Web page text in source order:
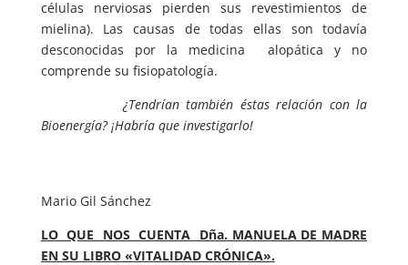
células nerviosas pierden sus revestimientos de
mielina). Las causas de todas ellas son todavía
desconocidas por la medicina alopática y no
comprende su fisiopatología.
¿Tendrían también éstas relación con la
Bioenergía? ¡Habría que investigarlo!
Mario Gil Sánchez
LO QUE NOS CUENTA Dña. MANUELA DE MADRE
EN SU LIBRO «VITALIDAD CRÓNICA».